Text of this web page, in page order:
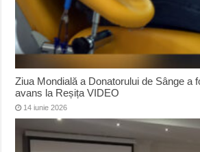
Ziua Mondială a Donatorului de Sânge a
avans la Reșița VIDEO
14 iunie 2026